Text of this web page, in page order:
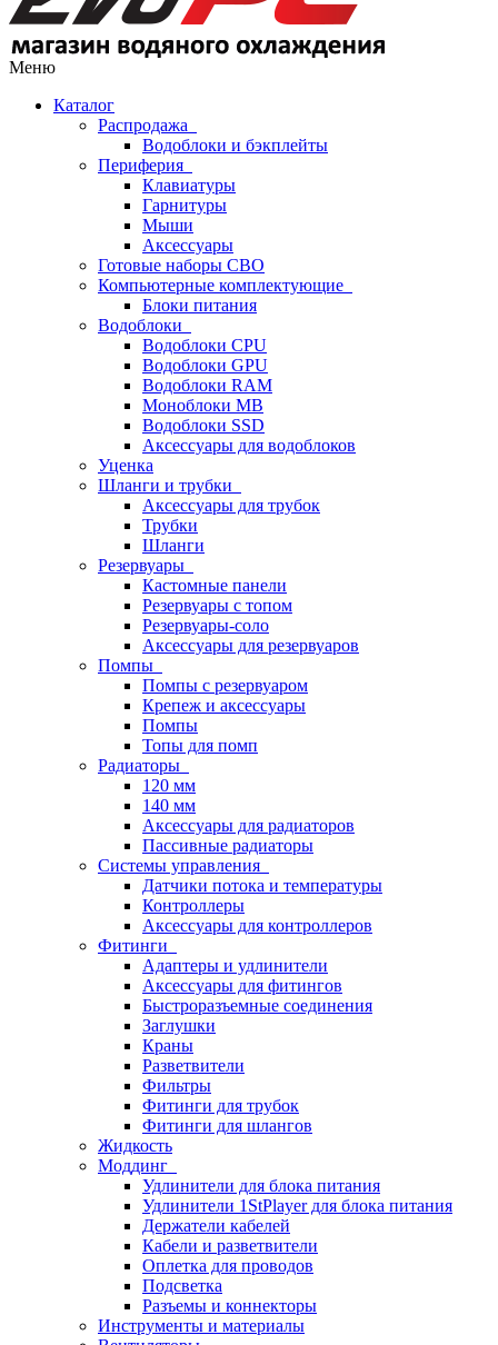
Меню
Каталог
Распродажа
Водоблоки и бэкплейты
Периферия
Клавиатуры
Гарнитуры
Мыши
Аксессуары
Готовые наборы СВО
Компьютерные комплектующие
Блоки питания
Водоблоки
Водоблоки CPU
Водоблоки GPU
Водоблоки RAM
Моноблоки MB
Водоблоки SSD
Аксессуары для водоблоков
Уценка
Шланги и трубки
Аксессуары для трубок
Трубки
Шланги
Резервуары
Кастомные панели
Резервуары с топом
Резервуары-соло
Аксессуары для резервуаров
Помпы
Помпы с резервуаром
Крепеж и аксессуары
Помпы
Топы для помп
Радиаторы
120 мм
140 мм
Аксессуары для радиаторов
Пассивные радиаторы
Системы управления
Датчики потока и температуры
Контроллеры
Аксессуары для контроллеров
Фитинги
Адаптеры и удлинители
Аксессуары для фитингов
Быстроразъемные соединения
Заглушки
Краны
Разветвители
Фильтры
Фитинги для трубок
Фитинги для шлангов
Жидкость
Моддинг
Удлинители для блока питания
Удлинители 1StPlayer для блока питания
Держатели кабелей
Кабели и разветвители
Оплетка для проводов
Подсветка
Разъемы и коннекторы
Инструменты и материалы